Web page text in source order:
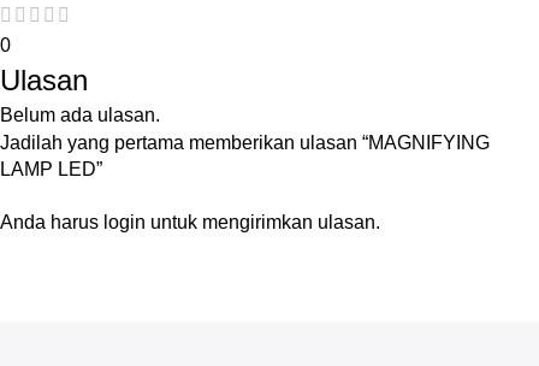
0
Ulasan
Belum ada ulasan.
Jadilah yang pertama memberikan ulasan “MAGNIFYING
LAMP LED”
Anda harus login untuk mengirimkan ulasan.